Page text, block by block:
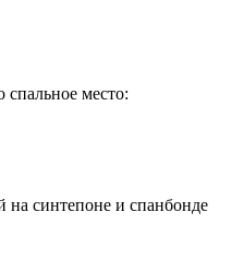
спальное место:
синтепоне и спанбонде